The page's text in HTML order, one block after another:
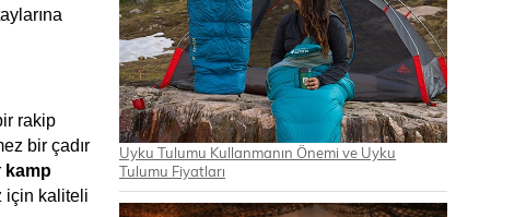
rakip
bir çadır
kamp
için kaliteli
Uyku Tulumu Kullanmanın Önemi ve Uyku
Tulumu Fiyatları